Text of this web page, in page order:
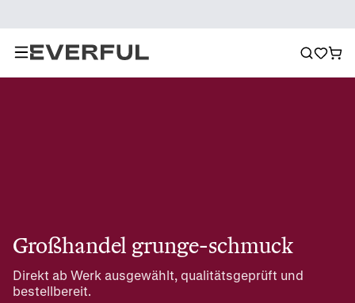
Großhandel grunge-schmuck
Direkt ab Werk ausgewählt, qualitätsgeprüft und
bestellbereit.